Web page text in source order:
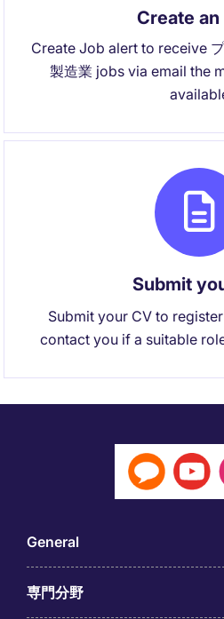
Create
Create Job alert to receive
製造業 jobs via email the
Submit
Submit your CV to
contact you if a suitable
General
専門分野